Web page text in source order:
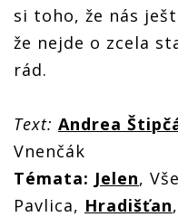
si toho, že nás
že nejde o zcela
rád.
Text: Andrea
Vnenčák
Témata: Jelen,
Pavlica, Hradišťan,